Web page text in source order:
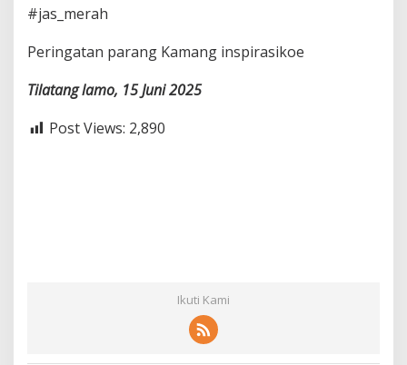
#jas_merah
Peringatan parang Kamang inspirasikoe
Tilatang lamo, 15 Juni 2025
Post Views: 2,890
Ikuti Kami